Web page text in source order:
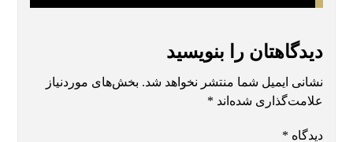
دیدگاهتان را بنویسید
نشانی ایمیل شما منتشر نخواهد شد. بخش‌های موردنیاز
علامت‌گذاری شده‌اند *
دیدگاه *